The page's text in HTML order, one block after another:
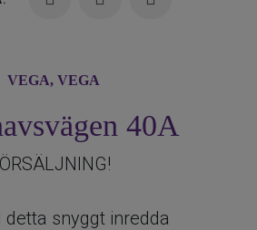
VEGA, VEGA
40A
snyggt inredda